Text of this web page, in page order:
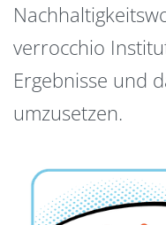
verrocchio
Ergebnisse und
umzusetzen.